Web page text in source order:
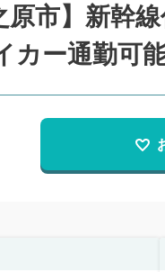
原市】新幹
カー通勤可